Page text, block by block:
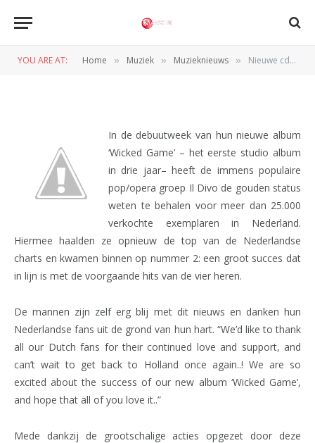
YOU ARE AT: Home » Muziek » Muzieknieuws » Nieuwe cd Il Divo nu al goud
In de debuutweek van hun nieuwe album
‘Wicked Game’ – het eerste studio album
in drie jaar– heeft de immens populaire
pop/opera groep Il Divo de gouden status
weten te behalen voor meer dan 25.000
verkochte exemplaren in Nederland.
Hiermee haalden ze opnieuw de top van de Nederlandse
charts en kwamen binnen op nummer 2: een groot succes dat
in lijn is met de voorgaande hits van de vier heren.
De mannen zijn zelf erg blij met dit nieuws en danken hun
Nederlandse fans uit de grond van hun hart. “We’d like to thank
all our Dutch fans for their continued love and support, and
can’t wait to get back to Holland once again..! We are so
excited about the success of our new album ‘Wicked Game’,
and hope that all of you love it..”
Mede dankzij de grootschalige acties opgezet door deze